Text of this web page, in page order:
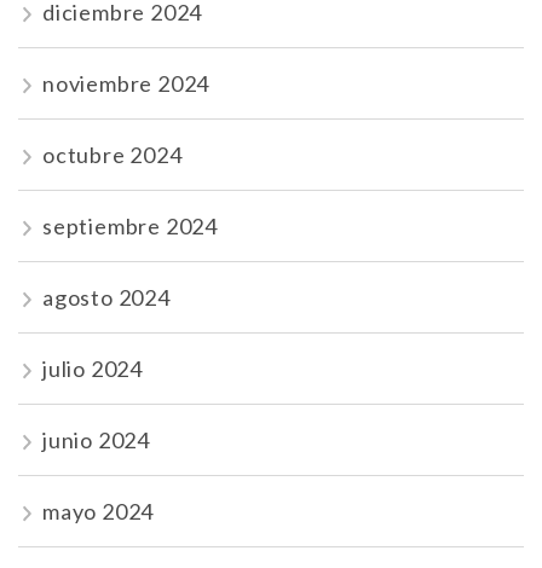
diciembre 2024
noviembre 2024
octubre 2024
septiembre 2024
agosto 2024
julio 2024
junio 2024
mayo 2024